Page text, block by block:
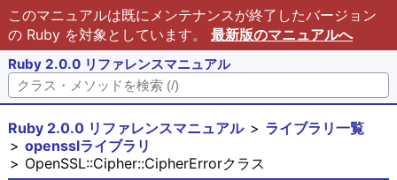
このマニュアルは既にメンテナンスが終了したバージョン
の Ruby を対象としています。 最新版のマニュアルへ
Ruby 2.0.0 リファレンスマニュアル
Ruby 2.0.0 リファレンスマニュアル
ライブラリ一覧
opensslライブラリ
OpenSSL::Cipher::CipherErrorクラス